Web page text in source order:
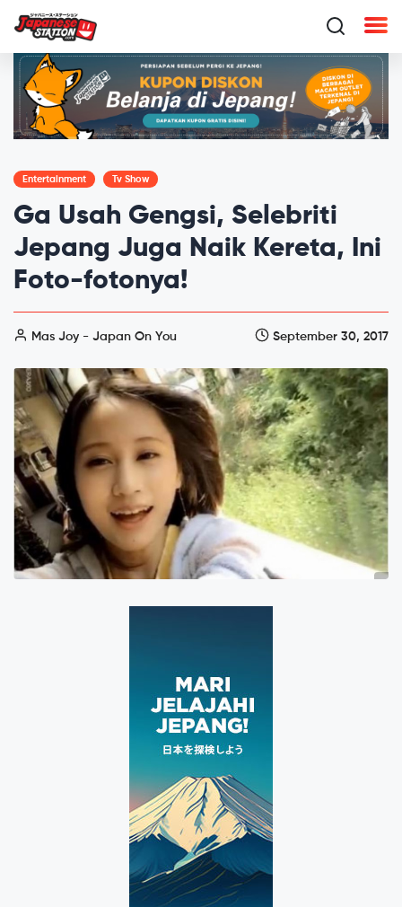
Entertainment Tv Show
Ga Usah Gengsi, Selebriti
Jepang Juga Naik Kereta, Ini
Foto-fotonya!
Mas Joy - Japan On You September 30, 2017